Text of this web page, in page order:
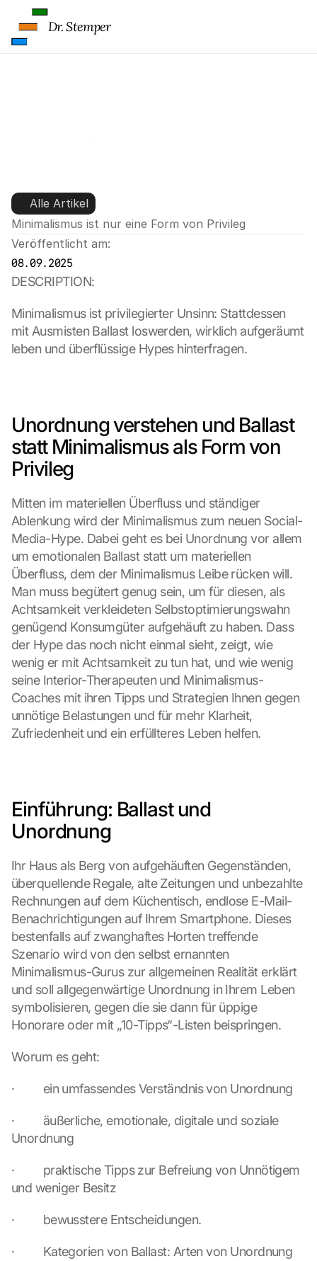
und aufgeräumt leben
Alle Artikel
Minimalismus ist nur eine Form von Privileg
Veröffentlicht am:
08.09.2025
DESCRIPTION:
Minimalismus ist privilegierter Unsinn: Stattdessen
mit Ausmisten Ballast loswerden, wirklich aufgeräumt
leben und überflüssige Hypes hinterfragen.
Unordnung verstehen und Ballast
statt Minimalismus als Form von
Privileg
Mitten im materiellen Überfluss und ständiger
Ablenkung wird der Minimalismus zum neuen Social-
Media-Hype. Dabei geht es bei Unordnung vor allem
um emotionalen Ballast statt um materiellen
Überfluss, dem der Minimalismus Leibe rücken will.
Man muss begütert genug sein, um für diesen, als
Achtsamkeit verkleideten Selbstoptimierungswahn
genügend Konsumgüter aufgehäuft zu haben. Dass
der Hype das noch nicht einmal sieht, zeigt, wie
wenig er mit Achtsamkeit zu tun hat, und wie wenig
seine Interior-Therapeuten und Minimalismus-
Coaches mit ihren Tipps und Strategien Ihnen gegen
unnötige Belastungen und für mehr Klarheit,
Zufriedenheit und ein erfüllteres Leben helfen.
Einführung: Ballast und
Unordnung
Ihr Haus als Berg von aufgehäuften Gegenständen,
überquellende Regale, alte Zeitungen und unbezahlte
Rechnungen auf dem Küchentisch, endlose E-Mail-
Benachrichtigungen auf Ihrem Smartphone. Dieses
bestenfalls auf zwanghaftes Horten treffende
Szenario wird von den selbst ernannten
Minimalismus-Gurus zur allgemeinen Realität erklärt
und soll allgegenwärtige Unordnung in Ihrem Leben
symbolisieren, gegen die sie dann für üppige
Honorare oder mit „10-Tipps“-Listen beispringen.
Worum es geht:
·         ein umfassendes Verständnis von Unordnung
·         äußerliche, emotionale, digitale und soziale
Unordnung
·         praktische Tipps zur Befreiung von Unnötigem
und weniger Besitz
·         bewusstere Entscheidungen.
·         Kategorien von Ballast: Arten von Unordnung
Dr. Stemper